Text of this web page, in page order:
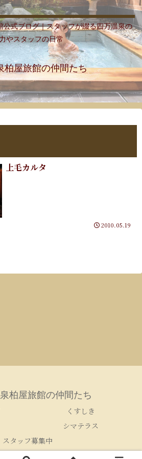
公式ブログ｜スタッフが綴る四万温泉の
やスタッフの日常
柏屋旅館の仲間たち
上毛カルタ
2010.05.19
柏屋旅館の仲間たち
くすしき
シマテラス
スタッフ募集中